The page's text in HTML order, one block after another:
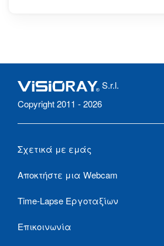
S.r.l.
Copyright 2011 - 2026
Σχετικά με εμάς
Αποκτήστε μια Webcam
Time-Lapse Εργοταξίων
Επικοινωνία